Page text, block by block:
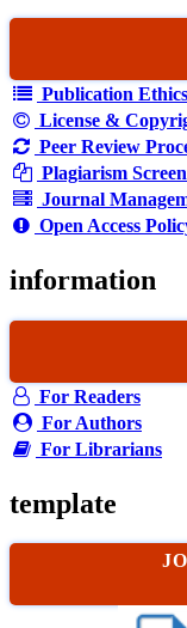
Publication Ethics
License &
Peer Review
Plagiarism
Journal
Open Access
information
For Readers
For Authors
For Librarians
template